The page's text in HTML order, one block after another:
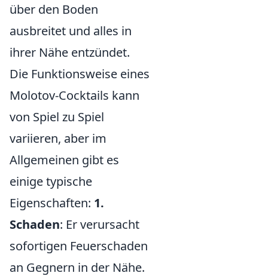
über den Boden
ausbreitet und alles in
ihrer Nähe entzündet.
Die Funktionsweise eines
Molotov-Cocktails kann
von Spiel zu Spiel
variieren, aber im
Allgemeinen gibt es
einige typische
Eigenschaften: 1.
Schaden: Er verursacht
sofortigen Feuerschaden
an Gegnern in der Nähe.